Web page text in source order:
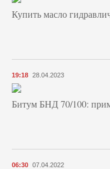
Купить масло
19:18 28.04.2023
Битум БНД 70/100:
06:30 07.04.2022